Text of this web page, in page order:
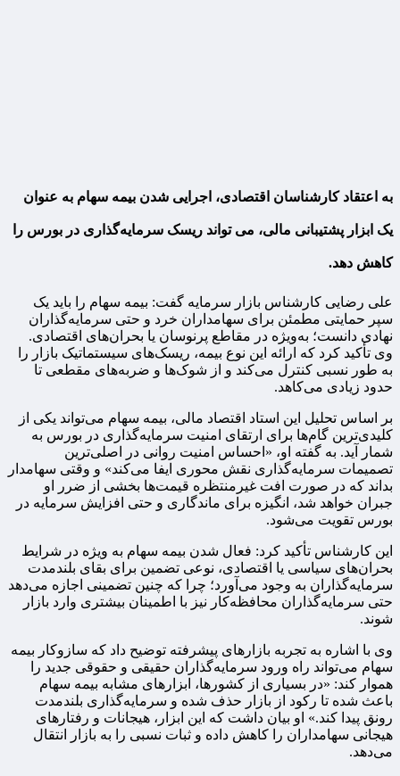
به اعتقاد کارشناسان اقتصادی، اجرایی شدن بیمه سهام به عنوان
یک ابزار پشتیبانی مالی، می تواند ریسک سرمایه‌گذاری در بورس را
کاهش دهد.
علی رضایی کارشناس بازار سرمایه گفت: بیمه سهام را باید یک
سپر حمایتی مطمئن برای سهامداران خرد و حتی سرمایه‌گذاران
نهادی دانست؛ به‌ویژه در مقاطع پرنوسان یا بحران‌های اقتصادی.
وی تأکید کرد که ارائه این نوع بیمه، ریسک‌های سیستماتیک بازار را
به طور نسبی کنترل می‌کند و از شوک‌ها و ضربه‌های مقطعی تا
حدود زیادی می‌کاهد.
بر اساس تحلیل این استاد اقتصاد مالی، بیمه سهام می‌تواند یکی از
کلیدی‌ترین گام‌ها برای ارتقای امنیت سرمایه‌گذاری در بورس به
شمار آید. به گفته او، «احساس امنیت روانی در اصلی‌ترین
تصمیمات سرمایه‌گذاری نقش محوری ایفا می‌کند» و وقتی سهامدار
بداند که در صورت افت غیرمنتظره قیمت‌ها بخشی از ضرر او
جبران خواهد شد، انگیزه برای ماندگاری و حتی افزایش سرمایه در
بورس تقویت می‌شود.
این کارشناس تأکید کرد: فعال شدن بیمه سهام به ویژه در شرایط
بحران‌های سیاسی یا اقتصادی، نوعی تضمین برای بقای بلندمدت
سرمایه‌گذاران به وجود می‌آورد؛ چرا که چنین تضمینی اجازه می‌دهد
حتی سرمایه‌گذاران محافظه‌کار نیز با اطمینان بیشتری وارد بازار
شوند.
وی با اشاره به تجربه بازارهای پیشرفته توضیح داد که سازوکار بیمه
سهام می‌تواند راه ورود سرمایه‌گذاران حقیقی و حقوقی جدید را
هموار کند: «در بسیاری از کشورها، ابزارهای مشابه بیمه سهام
باعث شده تا رکود از بازار حذف شده و سرمایه‌گذاری بلندمدت
رونق پیدا کند.» او بیان داشت که این ابزار، هیجانات و رفتارهای
هیجانی سهامداران را کاهش داده و ثبات نسبی را به بازار انتقال
می‌دهد.